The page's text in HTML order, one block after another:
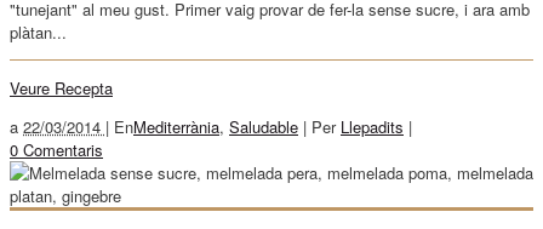
"tunejant" al meu gust. Primer vaig provar de fer-la sense sucre, i ara amb
plàtan...
Veure Recepta
a 22/03/2014 | EnMediterrània, Saludable | Per Llepadits |
0 Comentaris